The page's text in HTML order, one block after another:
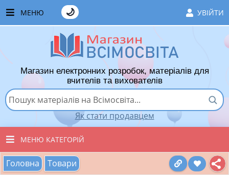
МЕНЮ УВІЙТИ
🌙
ЧАСТІ ЗАПИТАННЯ
ЯК ТУТ КУПУВАТИ
ЯК ТУТ ПРОДАВАТИ
ДОДАТИ РОЗРОБКУ
ВПОДОБАНІ ТОВАРИ
Магазин електронних розробок, матеріалів для
вчителів та вихователів
Як стати продавцем
МЕНЮ КАТЕГОРІЙ
ВСІ ТОВАРИ
Головна Товари